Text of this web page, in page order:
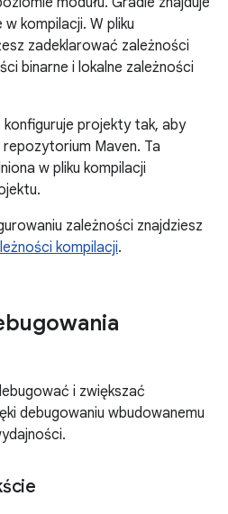
kompilacji. W pliku
zadeklarować zależności
binarne i lokalne zależności
projekty tak, aby
Maven. Ta
w pliku kompilacji
zależności znajdziesz
kompilacji.
i zwiększać
debugowaniu wbudowanemu